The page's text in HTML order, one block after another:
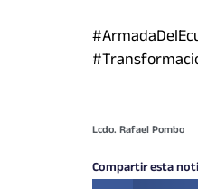
Lcdo. Rafael Pombo
Compartir esta